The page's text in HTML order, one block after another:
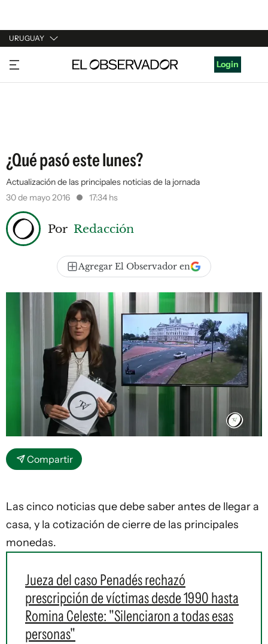
URUGUAY
URUGUAY
ARGENTINA
Login
¿Qué pasó este lunes?
Actualización de las principales noticias de la jornada
30 de mayo 2016
17:34 hs
Por Redacción
Agregar El Observador en
Compartir
Las cinco noticias que debe saber antes de llegar a
casa, y la cotización de cierre de las principales
monedas.
Jueza del caso Penadés rechazó
prescripción de víctimas desde 1990 hasta
Romina Celeste: "Silenciaron a todas esas
personas"